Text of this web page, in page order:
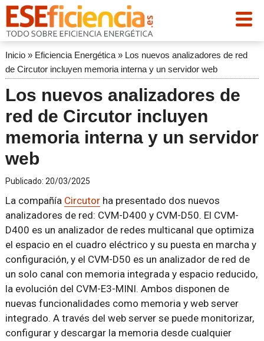
Inicio» Eficiencia Energética» Los nuevos analizadores de red
de Circutor incluyen memoria interna y un servidor web
Los nuevos analizadores de
red de Circutor incluyen
memoria interna y un servidor
web
Publicado: 20/03/2025
La compañía Circutorha presentado dos nuevos
analizadores de red: CVM-D400 y CVM-D50. El CVM-
D400 es un analizador de redes multicanal que optimiza
el espacio en el cuadro eléctrico y su puesta en marcha y
configuración, y el CVM-D50 es un analizador de red de
un solo canal con memoria integrada y espacio reducido,
la evolución del CVM-E3-MINI. Ambos disponen de
nuevas funcionalidades como memoria y web server
integrado. A través del web server se puede monitorizar,
configurar y descargar la memoria desde cualquier